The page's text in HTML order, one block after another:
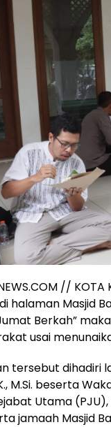
//
halaman Masjid
Berkah”
usai
tersebut dihadiri
M.Si. beserta
Utama (PJU),
jamaah Masjid